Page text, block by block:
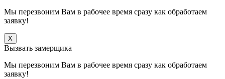
Мы перезвоним Вам в рабочее время сразу как обработаем
заявку!
X
Вызвать замерщика
Мы перезвоним Вам в рабочее время сразу как обработаем
заявку!